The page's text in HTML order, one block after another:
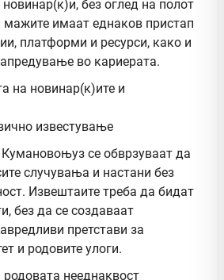
без оглед на полот
мажите имаат еднаков пристап
платформи и ресурси, како и
во кариерата.
на новинар(к)ите и
известување
се обврзуваат да
случувања и настани без
Извештаите треба да бидат
без да се создаваат
претстави за
и родовите улоги.
нееднаквост